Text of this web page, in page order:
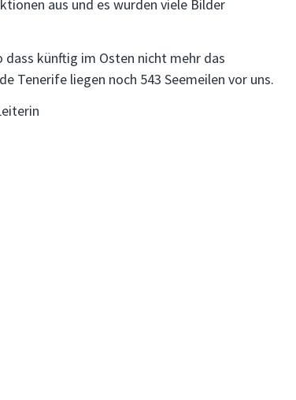
aus und es wurden viele Bilder
künftig im Osten nicht mehr das
Tenerife liegen noch 543 Seemeilen vor uns.